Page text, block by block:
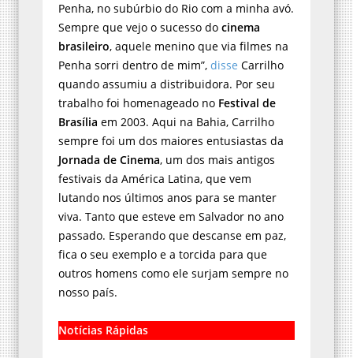
Penha, no subúrbio do Rio com a minha avó.
Sempre que vejo o sucesso do cinema
brasileiro, aquele menino que via filmes na
Penha sorri dentro de mim”, disse Carrilho
quando assumiu a distribuidora. Por seu
trabalho foi homenageado no Festival de
Brasília em 2003. Aqui na Bahia, Carrilho
sempre foi um dos maiores entusiastas da
Jornada de Cinema, um dos mais antigos
festivais da América Latina, que vem
lutando nos últimos anos para se manter
viva. Tanto que esteve em Salvador no ano
passado. Esperando que descanse em paz,
fica o seu exemplo e a torcida para que
outros homens como ele surjam sempre no
nosso país.
Notícias Rápidas